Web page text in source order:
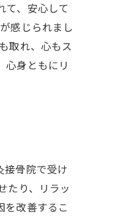
て、安心して
感じられまし
取れ、心もス
心身ともにリ
接骨院で受け
たり、リラッ
を改善するこ